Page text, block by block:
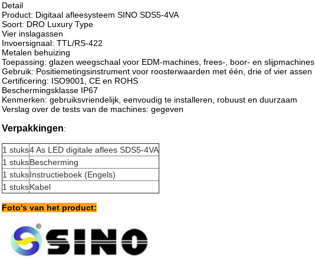
Detail
Product: Digitaal afleesysteem SINO SDS5-4VA
Soort: DRO Luxury Type
Vier inslagassen
Invoersignaal: TTL/RS-422
Metalen behuizing
Toepassing: glazen weegschaal voor EDM-machines, frees-, boor- en
Gebruik: Positiemetingsinstrument voor roosterwaarden met één, drie of vier assen
Certificering: ISO9001, CE en ROHS
Beschermingsklasse IP67
Kenmerken: gebruiksvriendelijk, eenvoudig te installeren, robuust en duurzaam
Verslag over de tests van de machines: gegeven
Verpakkingen:
1 stuks4 As LED digitale aflees SDS5-4VA
1 stuksBescherming
1 stuksInstructieboek (Engels)
1 stuksKabel
Foto's van het product: